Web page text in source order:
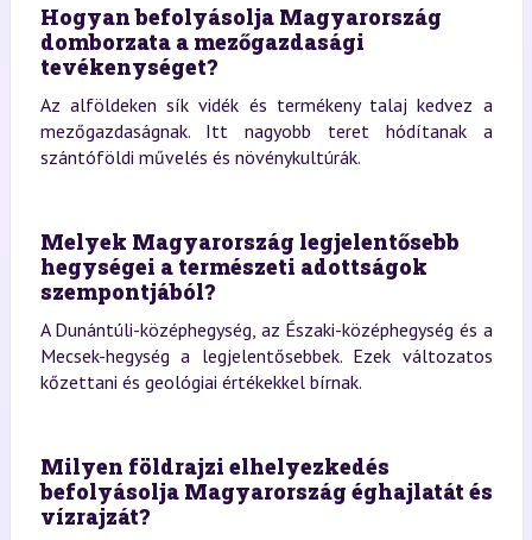
Hogyan befolyásolja Magyarország
domborzata a mezőgazdasági
tevékenységet?
Az alföldeken sík vidék és termékeny talaj kedvez a
mezőgazdaságnak. Itt nagyobb teret hódítanak a
szántóföldi művelés és növénykultúrák.
Melyek Magyarország legjelentősebb
hegységei a természeti adottságok
szempontjából?
A Dunántúli-középhegység, az Északi-középhegység és a
Mecsek-hegység a legjelentősebbek. Ezek változatos
kőzettani és geológiai értékekkel bírnak.
Milyen földrajzi elhelyezkedés
befolyásolja Magyarország éghajlatát és
vízrajzát?